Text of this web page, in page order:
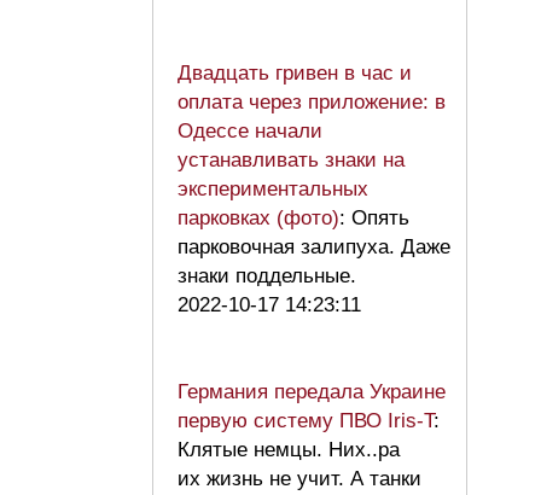
Двадцать гривен в час и
оплата через приложение: в
Одессе начали
устанавливать знаки на
экспериментальных
парковках (фото): Опять
парковочная залипуха. Даже
знаки поддельные.
2022-10-17 14:23:11
Германия передала Украине
первую систему ПВО Iris-T:
Клятые немцы. Них..ра
их жизнь не учит. А танки